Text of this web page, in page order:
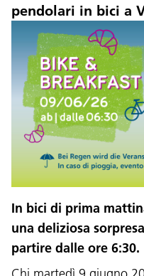
Lingua:
DEU
ITA LAD ENG
Service Desk:+39 0471
Impressum
Privacy e
pendolari in bici a
In bici di prima
una deliziosa
partire dalle ore 6:30.